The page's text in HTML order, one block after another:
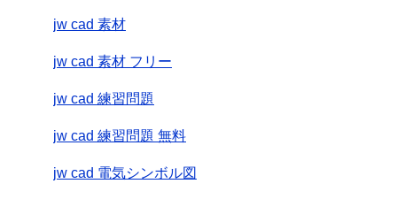
jw cad 素材
jw cad 素材 フリー
jw cad 練習問題
jw cad 練習問題 無料
jw cad 電気シンボル図